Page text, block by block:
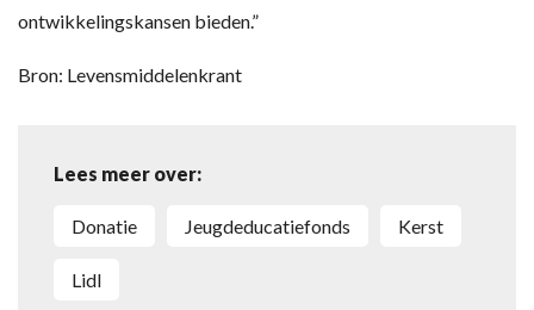
ontwikkelingskansen bieden.”
Bron: Levensmiddelenkrant
Lees meer over:
donatie Jeugdeducatiefonds kerst
Lidl